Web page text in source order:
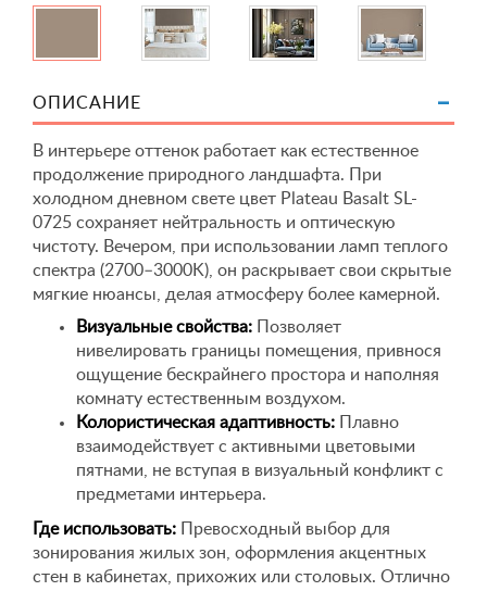
ОПИСАНИЕ
В интерьере оттенок работает как естественное
продолжение природного ландшафта. При
холодном дневном свете цвет Plateau Basalt SL-
0725 сохраняет нейтральность и оптическую
чистоту. Вечером, при использовании ламп теплого
спектра (2700–3000K), он раскрывает свои скрытые
мягкие нюансы, делая атмосферу более камерной.
Визуальные свойства: Позволяет
нивелировать границы помещения, привнося
ощущение бескрайнего простора и наполняя
комнату естественным воздухом.
Колористическая адаптивность: Плавно
взаимодействует с активными цветовыми
пятнами, не вступая в визуальный конфликт с
предметами интерьера.
Где использовать: Превосходный выбор для
зонирования жилых зон, оформления акцентных
стен в кабинетах, прихожих или столовых. Отлично